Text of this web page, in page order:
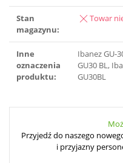
Stan
magazynu:
Towar
Inne
oznaczenia
produktu:
Ibanez GU-
GU30 BL,
GU30BL
Przyjedź do naszego
i przyjazny